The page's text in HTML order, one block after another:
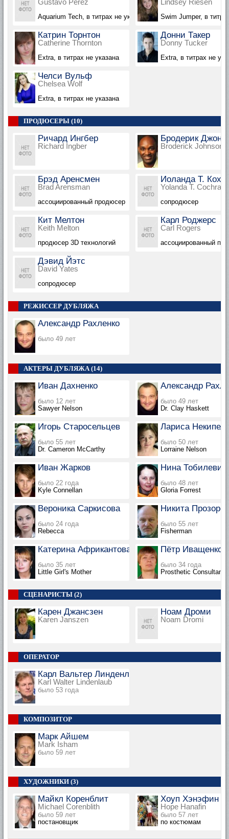
Aquarium Tech, в титрах не указан Swim Jumper, в
Катрин Торнтон
Catherine Thornton
Extra, в титрах не указана
Донни Такер
Donny Tucker
Extra, в титрах не
Челси Вульф
Chelsea Wolf
Extra, в титрах не указана
ПРОДЮСЕРЫ (10)
Ричард Ингбер
Richard Ingber
Бродерик
Broderick Johnson
Брэд Аренсмен
Brad Arensman
ассоциированный продюсер
Иоланда Т.
Yolanda T. Cochran
сопродюсер
Кит Мелтон
Keith Melton
продюсер 3D технологий
Карл Роджерс
Carl Rogers
ассоциированный
Дэвид Йэтс
David Yates
сопродюсер
РЕЖИССЕР ДУБЛЯЖА
Александр Рахленко
было 49 лет
АКТЕРЫ ДУБЛЯЖА (14)
Иван Дахненко
было 12 лет
Sawyer Nelson
Александр
было 49 лет
Dr. Clay Haskett
Игорь Старосельцев
было 55 лет
Dr. Cameron McCarthy
Лариса
было 50 лет
Lorraine Nelson
Иван Жарков
было 22 года
Kyle Connellan
Нина Тобилевич
было 48 лет
Gloria Forrest
Вероника Саркисова
было 24 года
Rebecca
Никита
было 55 лет
Fisherman
Катерина Африкантова
было 35 лет
Little Girl's Mother
Пётр Иващенко
было 34 года
Prosthetic Consultant
СЦЕНАРИСТЫ (2)
Карен Джансзен
Karen Janszen
Ноам Дроми
Noam Dromi
ОПЕРАТОР
Карл Вальтер Линденлауб
Karl Walter Lindenlaub
было 53 года
КОМПОЗИТОР
Марк Айшем
Mark Isham
было 59 лет
ХУДОЖНИКИ (3)
Майкл Коренблит
Michael Corenblith
было 59 лет
постановщик
Хоуп Хэнэфин
Hope Hanafin
было 57 лет
по костюмам